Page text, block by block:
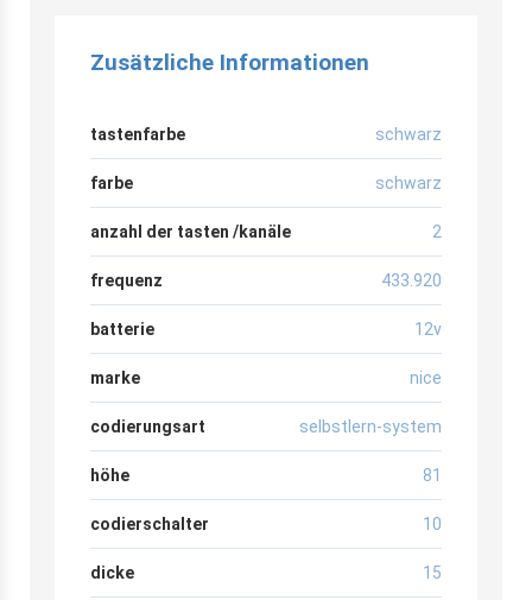
Zusätzliche Informationen
tastenfarbe schwarz
farbe schwarz
anzahl der tasten /kanäle 2
frequenz 433.920
batterie 12v
marke nice
codierungsart selbstlern-system
höhe 81
codierschalter 10
dicke 15